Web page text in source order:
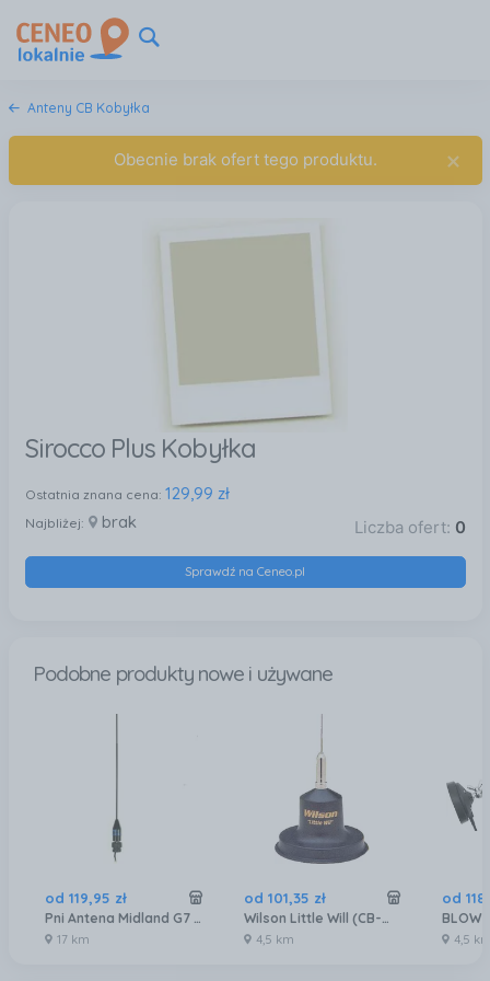
Anteny CB Kobyłka
Obecnie brak ofert tego produktu. ×
Sirocco Plus Kobyłka
Ostatnia znana cena: 129,99 zł
Najbliżej: brak Liczba ofert: 0
Sprawdź na Ceneo.pl
Podobne produkty nowe i używane
od119,95 zł
Pni Antena Midland G7 Flex C646.01, Podwaja Dystans Roboczy, Do G7, G8, G9
17 km
od 101,35 zł
Wilson Little Will (CB-WI-A002)
4,5 km
od 118
BLOW
4,5